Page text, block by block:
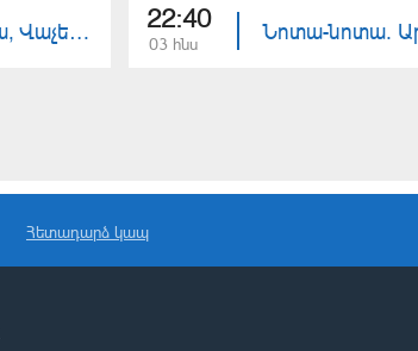
Նոտա-նոտա. Միկա, Վաչե, Սիրանուշ, Սամվել 22:40
03 հնս
Հետադարձ կապ